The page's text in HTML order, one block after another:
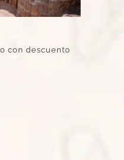
con descuento